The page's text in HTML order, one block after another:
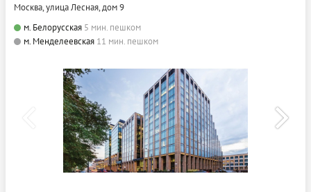
Москва, улица Лесная, дом 9
м. Белорусская 5 мин. пешком
м. Менделеевская 11 мин. пешком